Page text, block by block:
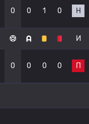
0 0 1 0 Н
И
0 0 0 0 П